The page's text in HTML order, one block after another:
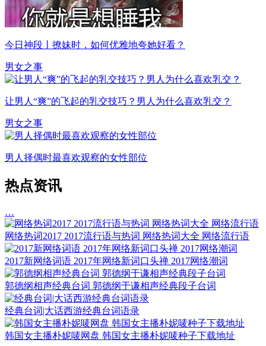
今日神段丨撩妹时，如何优雅地夸她好看？
男女之事
让男人“爽”的飞起的乳交技巧？男人为什么喜欢乳交？
男女之事
男人择偶时最喜欢观察的女性部位
热点资讯
…
网络热词2017 2017流行语与热词 网络热词大全 网络流行语
2017新网络词语 2017年网络新词口头禅 2017网络潮词
郭德纲相声经典台词 郭德纲于谦相声经典段子台词
经典台词|大话西游经典台词语录
韩国女主播朴妮唛网盘 韩国女主播朴妮唛种子下载地址